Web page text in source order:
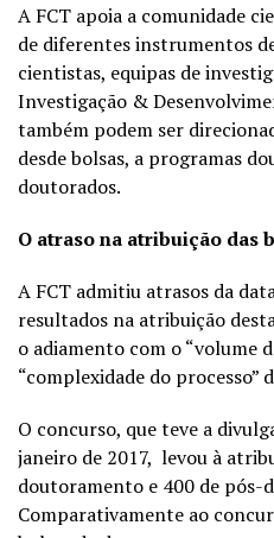
A FCT apoia a comunidade
de diferentes instrumentos
cientistas, equipas de
Investigação &
também podem ser
desde bolsas, a programas
doutorados.
O atraso na atribuição das
A FCT admitiu atrasos da
resultados na atribuição
o adiamento com o “volume
“complexidade do processo”
O concurso, que teve a
janeiro de 2017, levou à
doutoramento e 400 de pós-
Comparativamente ao